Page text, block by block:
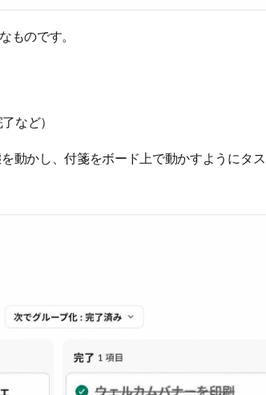
ものです。
など）
動かし、付箋をボード上で動かすようにタ